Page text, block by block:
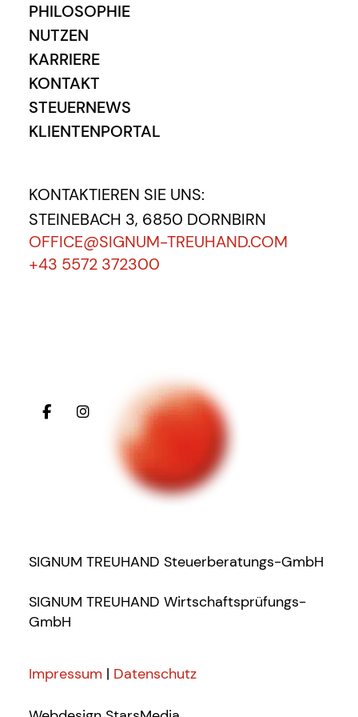
PHILOSOPHIE
NUTZEN
KARRIERE
KONTAKT
STEUERNEWS
KLIENTENPORTAL
KONTAKTIEREN SIE UNS:
STEINEBACH 3, 6850 DORNBIRN
OFFICE@SIGNUM-TREUHAND.COM
+43 5572 372300
SIGNUM TREUHAND Steuerberatungs-GmbH
SIGNUM TREUHAND Wirtschaftsprüfungs-
GmbH
Impressum | Datenschutz